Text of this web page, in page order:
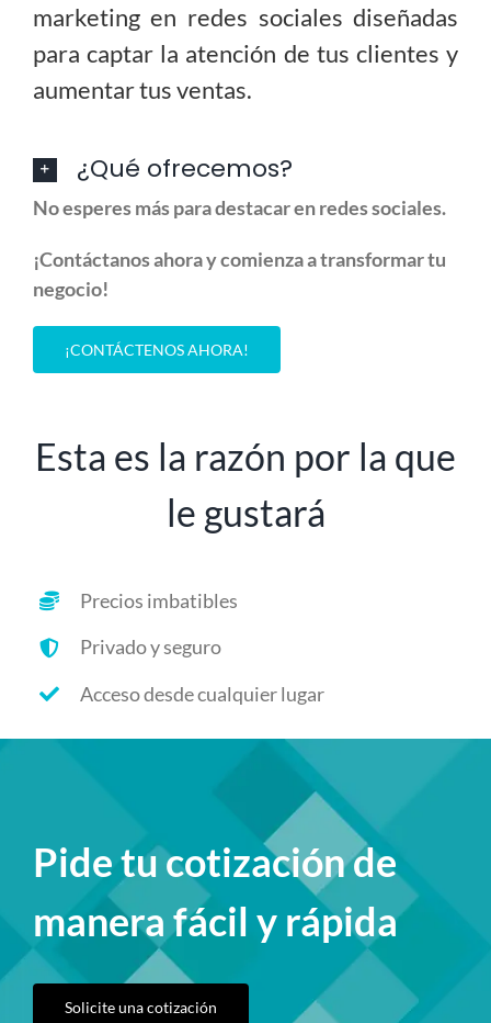
marketing en redes sociales diseñadas
para captar la atención de tus clientes y
aumentar tus ventas.
¿Qué ofrecemos?
No esperes más para destacar en redes sociales.
¡Contáctanos ahora y comienza a transformar tu
negocio!
¡CONTÁCTENOS AHORA!
Esta es la razón por la que
le gustará
Precios imbatibles
Privado y seguro
Acceso desde cualquier lugar
Pide tu cotización de
manera fácil y rápida
Solicite una cotización